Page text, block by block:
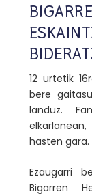
12 urtetik
bere
landuz.
hasten gara.
Ezaugarri
Bigarren